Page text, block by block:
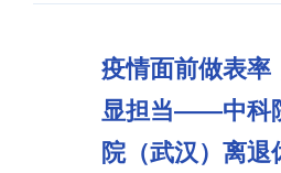
疫情面前做表率
显担当——中科
院（武汉）离退